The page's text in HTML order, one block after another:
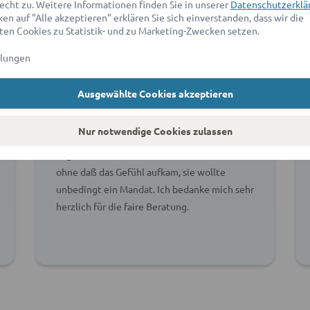
Gudrun E.
Anwältin Frau Fey hat mich ehrlich beraten
ohne daß das Gefühl aufkam, sie wollte
unbedingt ein Mandat. Ich bedanke mich sehr
herzlich für die faire Beratung.
zu. Weitere Informationen finden Sie in unserer
auf "Alle akzeptieren" erklären Sie sich einverstanden, dass wir die
Cookies zu Statistik- und zu Marketing-Zwecken setzen.
Ausgewählte Cookies akzeptieren
Nur notwendige Cookies zulassen